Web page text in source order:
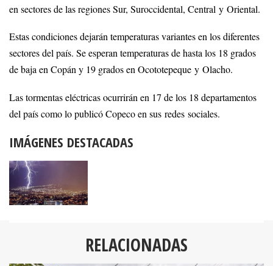
en sectores de las regiones Sur, Suroccidental, Central y Oriental.
Estas condiciones dejarán temperaturas variantes en los diferentes
sectores del país. Se esperan temperaturas de hasta los 18 grados
de baja en Copán y 19 grados en Ocototepeque y Olacho.
Las tormentas eléctricas ocurrirán en 17 de los 18 departamentos
del país como lo publicó Copeco en sus redes sociales.
IMÁGENES DESTACADAS
RELACIONADAS